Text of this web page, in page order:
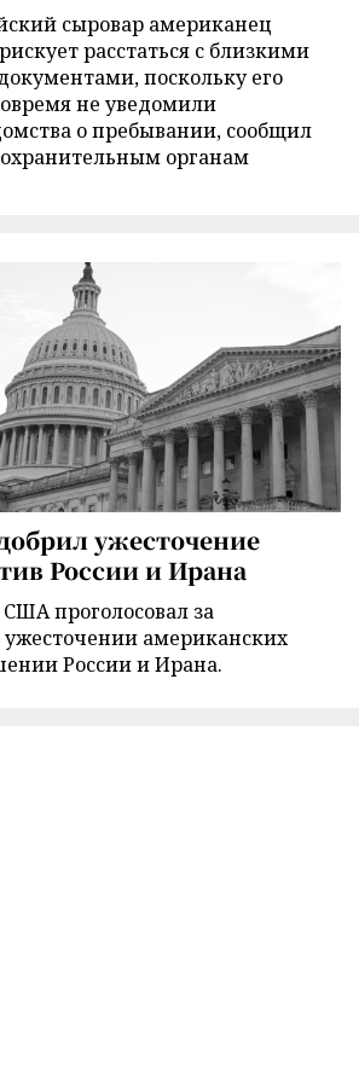
сыровар американец
расстаться с близкими
поскольку его
не уведомили
о пребывании, сообщил
органам
ужесточение
России и Ирана
проголосовал за
ужесточении американских
России и Ирана.